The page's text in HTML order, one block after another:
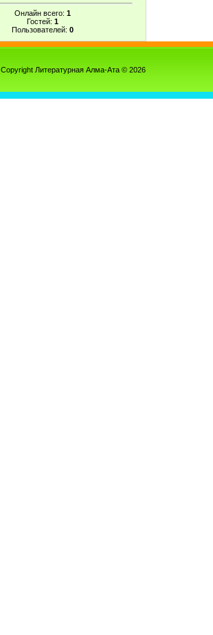
Онлайн всего: 1
Гостей: 1
Пользователей: 0
Copyright Литературная Алма-Ата © 2026